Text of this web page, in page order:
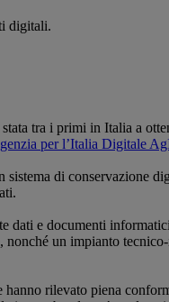
digitali.
tra i primi in Italia a
per l’Italia Digitale
di conservazione
dati e documenti
un impianto
hanno rilevato piena